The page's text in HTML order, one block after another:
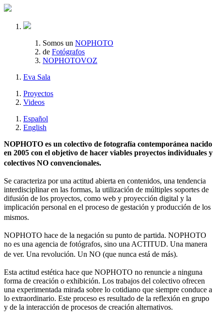
Somos un NOPHOTO
de Fotógrafos
NOPHOTOVOZ
Eva Sala
Proyectos
Videos
Español
English
NOPHOTO es un colectivo de fotografía contemporánea nacido
en 2005 con el objetivo de hacer viables proyectos individuales y
colectivos NO convencionales.
Se caracteriza por una actitud abierta en contenidos, una tendencia
interdisciplinar en las formas, la utilización de múltiples soportes de
difusión de los proyectos, como web y proyección digital y la
implicación personal en el proceso de gestación y producción de los
mismos.
NOPHOTO hace de la negación su punto de partida. NOPHOTO
no es una agencia de fotógrafos, sino una ACTITUD. Una manera
de ver. Una revolución. Un NO (que nunca está de más).
Esta actitud estética hace que NOPHOTO no renuncie a ninguna
forma de creación o exhibición. Los trabajos del colectivo ofrecen
una experimentada mirada sobre lo cotidiano que siempre conduce a
lo extraordinario. Este proceso es resultado de la reflexión en grupo
y de la interacción de procesos de creación alternativos.